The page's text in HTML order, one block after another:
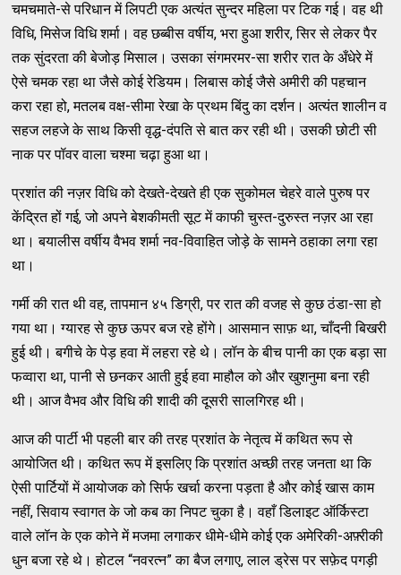
चमचमाते-से परिधान में लिपटी एक अत्यंत सुन्दर महिला पर टिक गई। वह थी
विधि, मिसेज विधि शर्मा। वह छब्बीस वर्षीय, भरा हुआ शरीर, सिर से लेकर पैर
तक सुंदरता की बेजोड़ मिसाल। उसका संगमरमर-सा शरीर रात के अँधेरे में
ऐसे चमक रहा था जैसे कोई रेडियम। लिबास कोई जैसे अमीरी की पहचान
करा रहा हो, मतलब वक्ष-सीमा रेखा के प्रथम बिंदु का दर्शन। अत्यंत शालीन व
सहज लहजे के साथ किसी वृद्ध-दंपति से बात कर रही थी। उसकी छोटी सी
नाक पर पॉवर वाला चश्मा चढ़ा हुआ था।
प्रशांत की नज़र विधि को देखते-देखते ही एक सुकोमल चेहरे वाले पुरुष पर
केंद्रित हों गई, जो अपने बेशकीमती सूट में काफी चुस्त-दुरुस्त नज़र आ रहा
था। बयालीस वर्षीय वैभव शर्मा नव-विवाहित जोड़े के सामने ठहाका लगा रहा
था।
गर्मी की रात थी वह, तापमान ४५ डिग्री, पर रात की वजह से कुछ ठंडा-सा हो
गया था। ग्यारह से कुछ ऊपर बज रहे होंगे। आसमान साफ़ था, चाँदनी बिखरी
हुई थी। बगीचे के पेड़ हवा में लहरा रहे थे। लॉन के बीच पानी का एक बड़ा सा
फव्वारा था, पानी से छनकर आती हुई हवा माहौल को और खुशनुमा बना रही
थी। आज वैभव और विधि की शादी की दूसरी सालगिरह थी।
आज की पार्टी भी पहली बार की तरह प्रशांत के नेतृत्व में कथित रूप से
आयोजित थी। कथित रूप में इसलिए कि प्रशांत अच्छी तरह जनता था कि
ऐसी पार्टियों में आयोजक को सिर्फ खर्चा करना पड़ता है और कोई खास काम
नहीं, सिवाय स्वागत के जो कब का निपट चुका है। वहाँ डिलाइट ऑर्किस्टा
वाले लॉन के एक कोने में मजमा लगाकर धीमे-धीमे कोई एक अमेरिकी-अफ़्रीकी
धुन बजा रहे थे। होटल “नवरत्न” का बैज लगाए, लाल ड्रेस पर सफ़ेद पगड़ी